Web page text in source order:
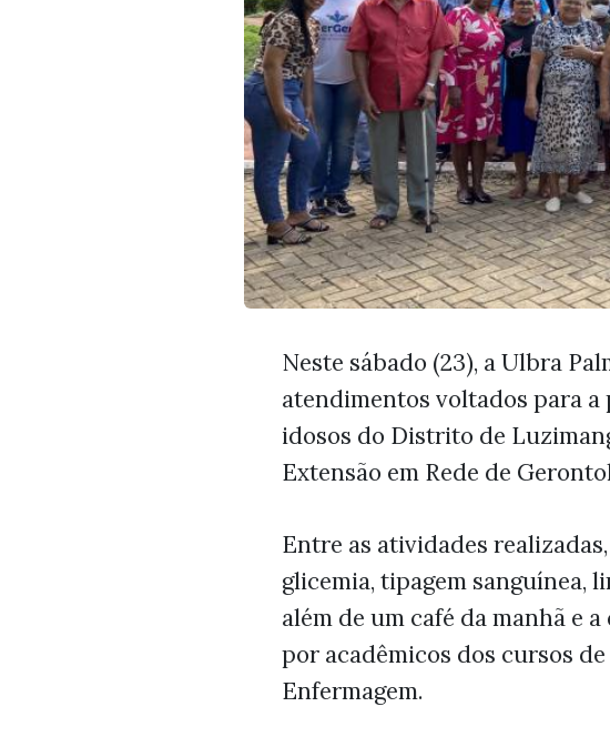
Neste sábado (23), a Ulbra
atendimentos voltados para a
idosos do Distrito de
Extensão em Rede de
Entre as atividades
glicemia, tipagem sanguínea,
além de um café da manhã e
por acadêmicos dos cursos
Enfermagem.